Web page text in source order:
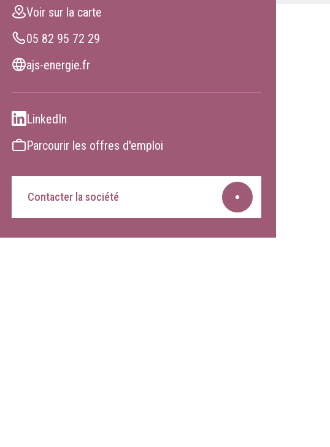
Voir sur la carte
05 82 95 72 29
ajs-energie.fr
LinkedIn
Parcourir les offres d'emploi
Contacter la société